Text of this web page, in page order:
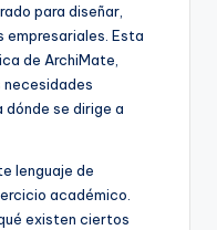
para diseñar,
empresariales. Esta
de ArchiMate,
necesidades
se dirige a
lenguaje de
académico.
existen ciertos